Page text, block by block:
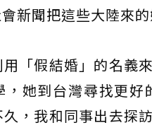
新聞把這些大陸來
「假結婚」的名義
，她到台灣尋找更
，我和同事出去探